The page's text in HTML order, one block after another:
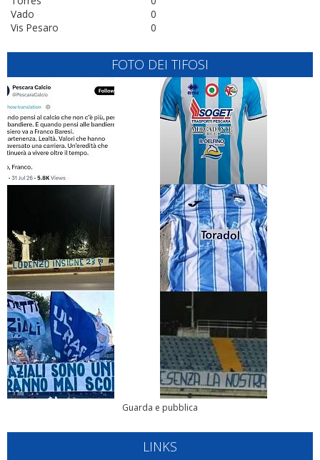
0
Vado
0
Vis Pesaro
FOTO DEI TIFOSI
Guarda e pubblica
LINKS